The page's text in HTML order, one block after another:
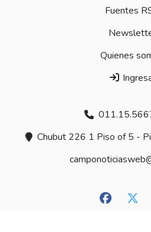
Fuentes
Quienes
Chubut 226 1 Piso of 5 -